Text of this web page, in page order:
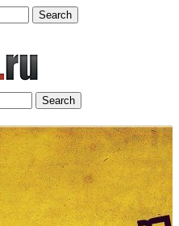
Search
Search